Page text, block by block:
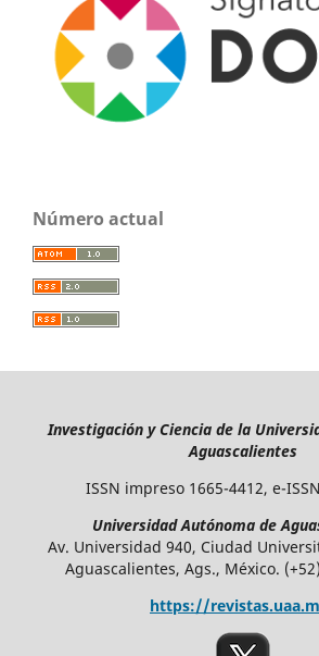
Número actual
Investigación y Ciencia de la
Aguascalientes
ISSN impreso 1665-4412, e-
Universidad Autónoma de
Av. Universidad 940, Ciudad
Aguascalientes, Ags., México.
https://